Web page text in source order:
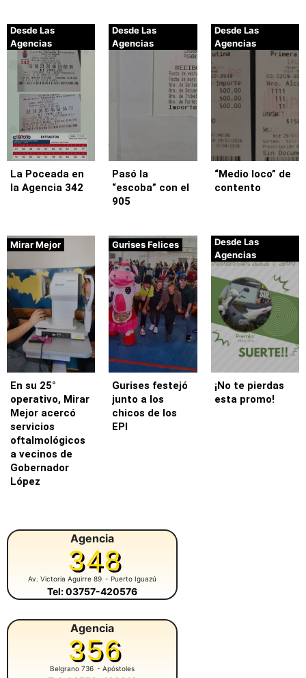
Desde Las
Agencias
La Poceada en
la Agencia 342
Desde Las
Agencias
Pasó la
“escoba” con el
905
Desde Las
Agencias
“Medio loco” de
contento
Mirar Mejor
En su 25°
operativo, Mirar
Mejor acercó
servicios
oftalmológicos
a vecinos de
Gobernador
López
Gurises Felices
Gurises festejó
junto a los
chicos de los
EPI
Desde Las
Agencias
¡No te pierdas
esta promo!
Agencia
348
Av. Victoria Aguirre 89 - Puerto Iguazú
Tel: 03757-420576
Agencia
356
Belgrano 736 - Apóstoles